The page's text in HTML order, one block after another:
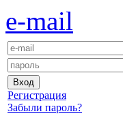
e-mail
Регистрация
Забыли пароль?